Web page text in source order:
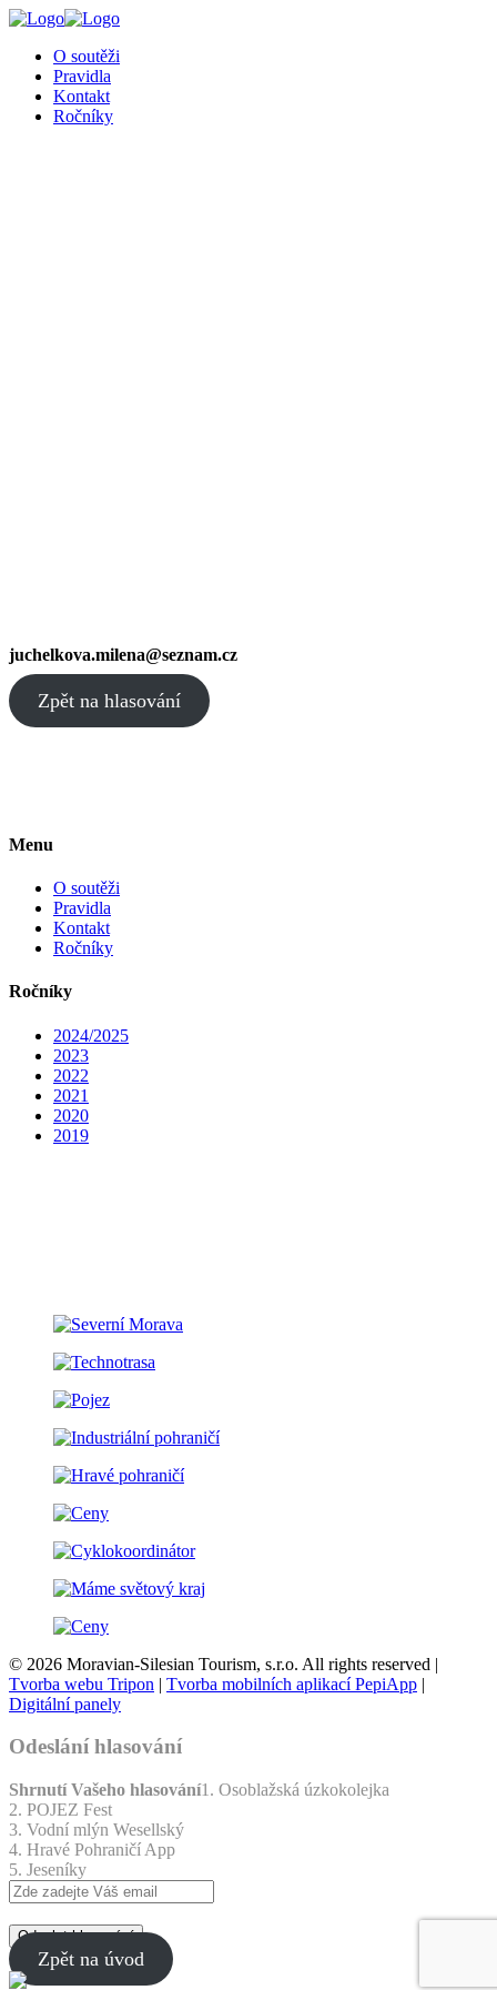
O soutěži
Pravidla
Kontakt
Ročníky
juchelkova.milena@seznam.cz
Zpět na hlasování
Menu
O soutěži
Pravidla
Kontakt
Ročníky
Ročníky
2024/2025
2023
2022
2021
2020
2019
© 2026 Moravian-Silesian Tourism, s.r.o. All rights reserved |
Tvorba webu Tripon | Tvorba mobilních aplikací PepiApp |
Digitální panely
Odeslání hlasování
Shrnutí Vašeho hlasování1. Osoblažská úzkokolejka
2. POJEZ Fest
3. Vodní mlýn Wesellský
4. Hravé Pohraničí App
5. Jeseníky
Odeslat hlasování
Zpět na úvod